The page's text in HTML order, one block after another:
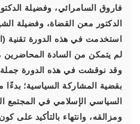
فاروق السامرائي، وفضيلة
الدكتور معن القضاة، وفضيلة
استخدمت في هذه الدورة تقنية
لم يتمكن من السادة المحاضرين
وقد نوقشت في هذه الدورة جملة
بقضية المشاركة السياسية؛
السياسي الإسلامي في المجتمع
ومزالقه، وانتهاء بالتأكيد